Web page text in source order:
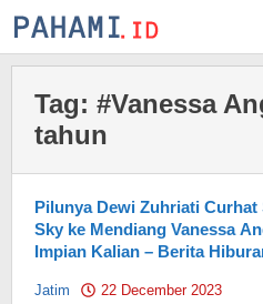
Skip
to
Tag: #Vanessa
tahun
Pilunya Dewi Zuhriati Curhat
Sky ke Mendiang Vanessa
Impian Kalian – Berita
Jatim 22 December 2023